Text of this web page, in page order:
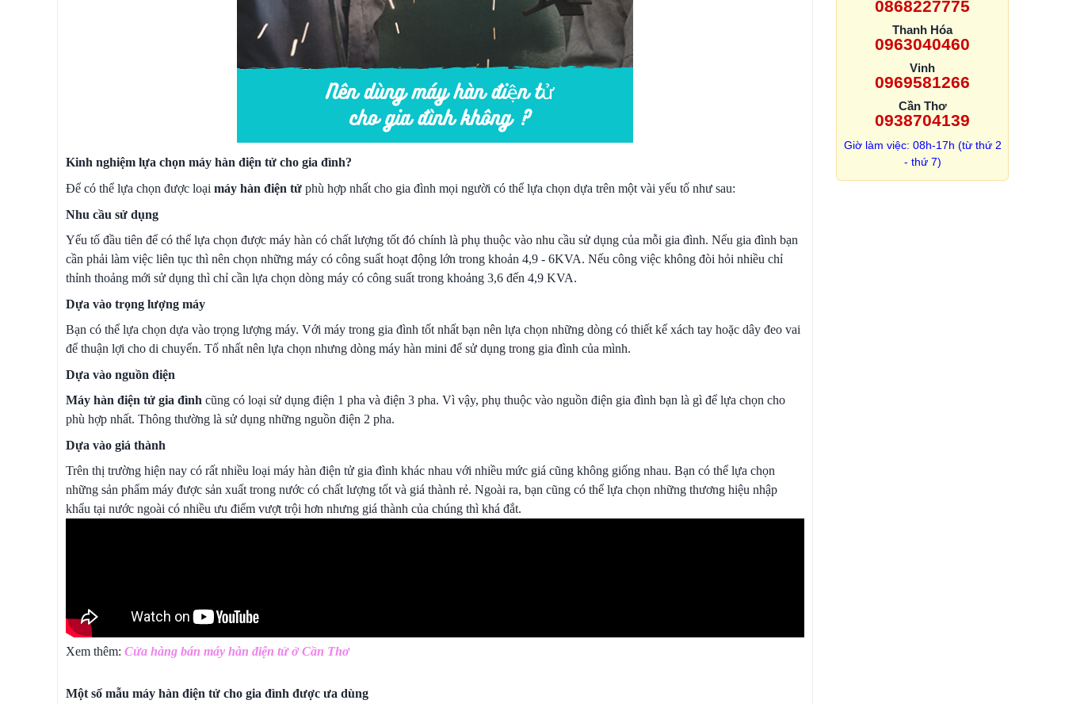
0868227775
Thanh Hóa
0963040460
Vinh
0969581266
Cần Thơ
0938704139
Giờ làm việc: 08h-17h (từ thứ 2
- thứ 7)
Kinh nghiệm lựa chọn máy hàn điện tử cho gia đình?
Để có thể lựa chọn được loại máy hàn điện tử phù hợp nhất cho gia đình mọi người có thể lựa chọn dựa trên một vài yếu tố như sau:
Nhu cầu sử dụng
Yếu tố đầu tiên để có thể lựa chọn được máy hàn có chất lượng tốt đó chính là phụ thuộc vào nhu cầu sử dụng của mỗi gia đình. Nếu gia đình bạn
cần phải làm việc liên tục thì nên chọn những máy có công suất hoạt động lớn trong khoản 4,9 - 6KVA. Nếu công việc không đòi hỏi nhiều chỉ
thỉnh thoảng mới sử dụng thì chỉ cần lựa chọn dòng máy có công suất trong khoảng 3,6 đến 4,9 KVA.
Dựa vào trọng lượng máy
Bạn có thể lựa chọn dựa vào trọng lượng máy. Với máy trong gia đình tốt nhất bạn nên lựa chọn những dòng có thiết kế xách tay hoặc dây đeo vai
để thuận lợi cho di chuyển. Tố nhất nên lựa chọn nhưng dòng máy hàn mini để sử dụng trong gia đình của mình.
Dựa vào nguồn điện
Máy hàn điện tử gia đình cũng có loại sử dụng điện 1 pha và điện 3 pha. Vì vậy, phụ thuộc vào nguồn điện gia đình bạn là gì để lựa chọn cho
phù hợp nhất. Thông thường là sử dụng những nguồn điện 2 pha.
Dựa vào giá thành
Trên thị trường hiện nay có rất nhiều loại máy hàn điện tử gia đình khác nhau với nhiều mức giá cũng không giống nhau. Bạn có thể lựa chọn
những sản phẩm máy được sản xuất trong nước có chất lượng tốt và giá thành rẻ. Ngoài ra, bạn cũng có thể lựa chọn những thương hiệu nhập
khẩu tại nước ngoài có nhiều ưu điểm vượt trội hơn nhưng giá thành của chúng thì khá đắt.
Xem thêm: Cửa hàng bán máy hàn điện tử ở Cần Thơ
Một số mẫu máy hàn điện tử cho gia đình được ưa dùng